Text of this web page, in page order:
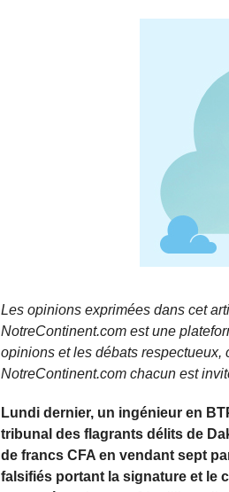
Les opinions exprimées dans cet
NotreContinent.com est une
opinions et les débats respectueux,
NotreContinent.com chacun est
Lundi dernier, un ingénieur en
tribunal des flagrants délits de
de francs CFA en vendant sept
falsifiés portant la signature et le